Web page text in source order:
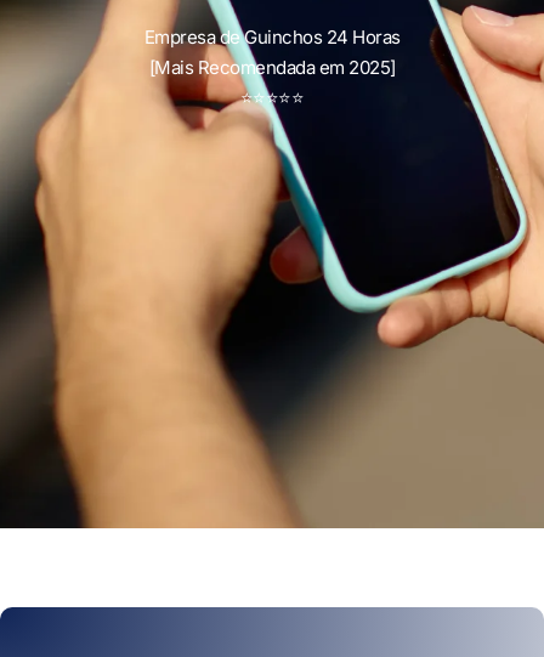
Empresa de Guinchos 24 Horas
[Mais Recomendada em 2025]
⭐⭐⭐⭐⭐